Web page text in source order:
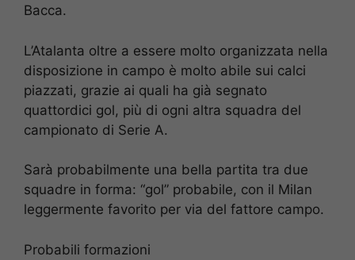
Bacca.
L’Atalanta oltre a essere molto organizzata nella
disposizione in campo è molto abile sui calci
piazzati, grazie ai quali ha già segnato
quattordici gol, più di ogni altra squadra del
campionato di Serie A.
Sarà probabilmente una bella partita tra due
squadre in forma: “gol” probabile, con il Milan
leggermente favorito per via del fattore campo.
Probabili formazioni